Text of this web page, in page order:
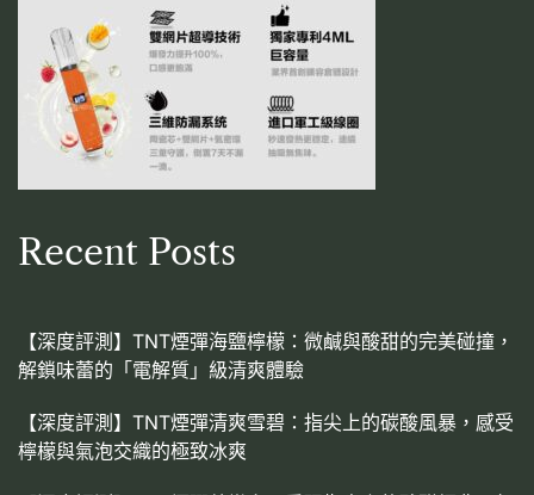
Recent Posts
【深度評測】TNT煙彈海鹽檸檬：微鹹與酸甜的完美碰撞，
解鎖味蕾的「電解質」級清爽體驗
【深度評測】TNT煙彈清爽雪碧：指尖上的碳酸風暴，感受
檸檬與氣泡交織的極致冰爽